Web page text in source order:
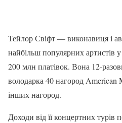
Тейлор Свіфт — виконавиця і
найбільш популярних артистів
200 млн платівок. Вона 12-
володарка 40 нагород American
інших нагород.
Доходи від її концертних турів